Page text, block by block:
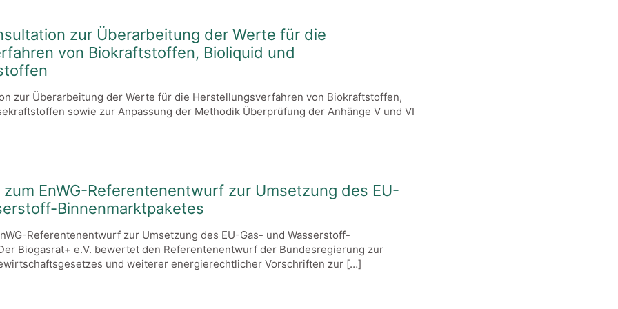
zur Überarbeitung der Werte für die
von Biokraftstoffen, Bioliquid und
zur Überarbeitung der Werte für die Herstellungsverfahren von Biokraftstoffen,
sowie zur Anpassung der Methodik Überprüfung der Anhänge V und VI
EnWG-Referentenentwurf zur Umsetzung des EU-
Binnenmarktpaketes
Referentenentwurf zur Umsetzung des EU-Gas- und Wasserstoff-
Biogasrat+ e.V. bewertet den Referentenentwurf der Bundesregierung zur
und weiterer energierechtlicher Vorschriften zur […]